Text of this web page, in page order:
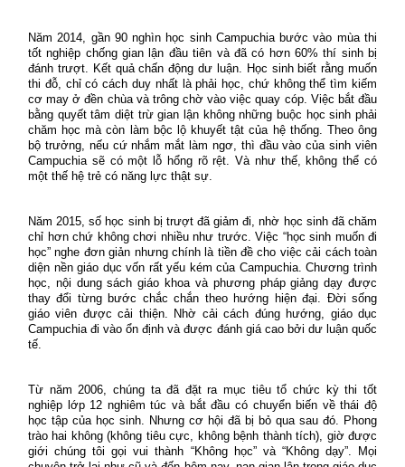
Năm 2014, gần 90 nghìn học sinh Campuchia bước vào mùa thi
tốt nghiệp chống gian lận đầu tiên và đã có hơn 60% thí sinh bị
đánh trượt. Kết quả chấn động dư luận. Học sinh biết rằng muốn
thi đỗ, chỉ có cách duy nhất là phải học, chứ không thể tìm kiếm
cơ may ở đền chùa và trông chờ vào việc quay cóp. Việc bắt đầu
bằng quyết tâm diệt trừ gian lận không những buộc học sinh phải
chăm học mà còn làm bộc lộ khuyết tật của hệ thống. Theo ông
bộ trưởng, nếu cứ nhắm mắt làm ngơ, thì đầu vào của sinh viên
Campuchia sẽ có một lỗ hổng rõ rệt. Và như thế, không thể có
một thế hệ trẻ có năng lực thật sự.
Năm 2015, số học sinh bị trượt đã giảm đi, nhờ học sinh đã chăm
chỉ hơn chứ không chơi nhiều như trước. Việc “học sinh muốn đi
học” nghe đơn giản nhưng chính là tiền đề cho việc cải cách toàn
diện nền giáo dục vốn rất yếu kém của Campuchia. Chương trình
học, nội dung sách giáo khoa và phương pháp giảng dạy được
thay đổi từng bước chắc chắn theo hướng hiện đại. Đời sống
giáo viên được cải thiện. Nhờ cải cách đúng hướng, giáo dục
Campuchia đi vào ổn định và được đánh giá cao bởi dư luận quốc
tế.
Từ năm 2006, chúng ta đã đặt ra mục tiêu tổ chức kỳ thi tốt
nghiệp lớp 12 nghiêm túc và bắt đầu có chuyển biến về thái độ
học tập của học sinh. Nhưng cơ hội đã bị bỏ qua sau đó. Phong
trào hai không (không tiêu cực, không bệnh thành tích), giờ được
giới chúng tôi gọi vui thành “Không học” và “Không dạy”. Mọi